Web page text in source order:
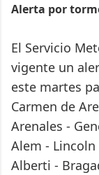
Alerta por
El Servicio
vigente un
este martes
Carmen de
Arenales -
Alem - Lincoln
Alberti -